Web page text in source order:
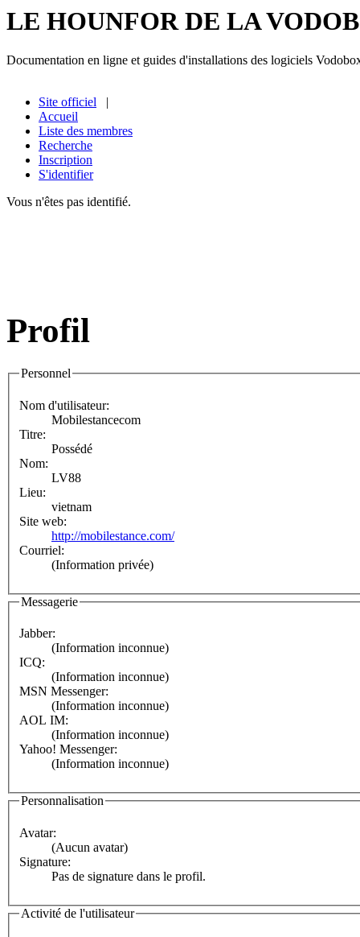
LE HOUNFOR DE LA
Documentation en ligne et guides d'installations des logiciels
Site officiel |
Accueil
Liste des membres
Recherche
Inscription
S'identifier
Vous n'êtes pas identifié.
Profil
Personnel
Nom d'utilisateur:
Mobilestancecom
Titre:
Possédé
Nom:
LV88
Lieu:
vietnam
Site web:
http://mobilestance.com/
Courriel:
(Information privée)
Messagerie
Jabber:
(Information inconnue)
ICQ:
(Information inconnue)
MSN Messenger:
(Information inconnue)
AOL IM:
(Information inconnue)
Yahoo! Messenger:
(Information inconnue)
Personnalisation
Avatar:
(Aucun avatar)
Signature:
Pas de signature dans le profil.
Activité de l'utilisateur